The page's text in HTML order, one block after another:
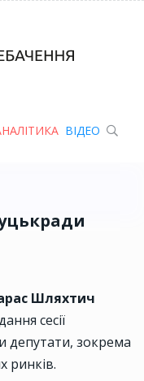
ВІДЕО
Шляхтич
сесії
депутати, зокрема
ринків.